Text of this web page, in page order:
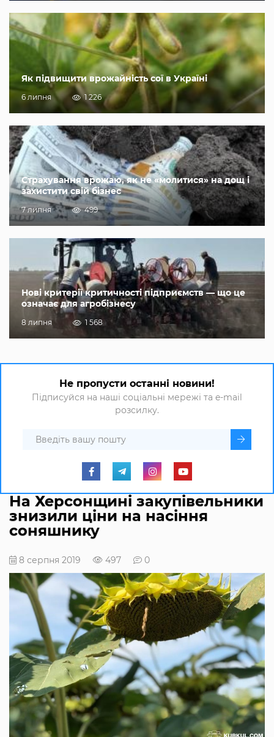
Як підвищити врожайність сої в Україні
6 липня 1 226
Страхування врожаю, як не «молитися» на дощ і
захистити свій бізнес
7 липня 499
Нові критерії критичності підприємств — що це
означає для агробізнесу
8 липня 1 568
Не пропусти останні новини!
Підписуйся на наші соціальні мережі та e-mail
розсилку.
На Херсонщині закупівельники
знизили ціни на насіння
соняшнику
8 серпня 2019 497 0